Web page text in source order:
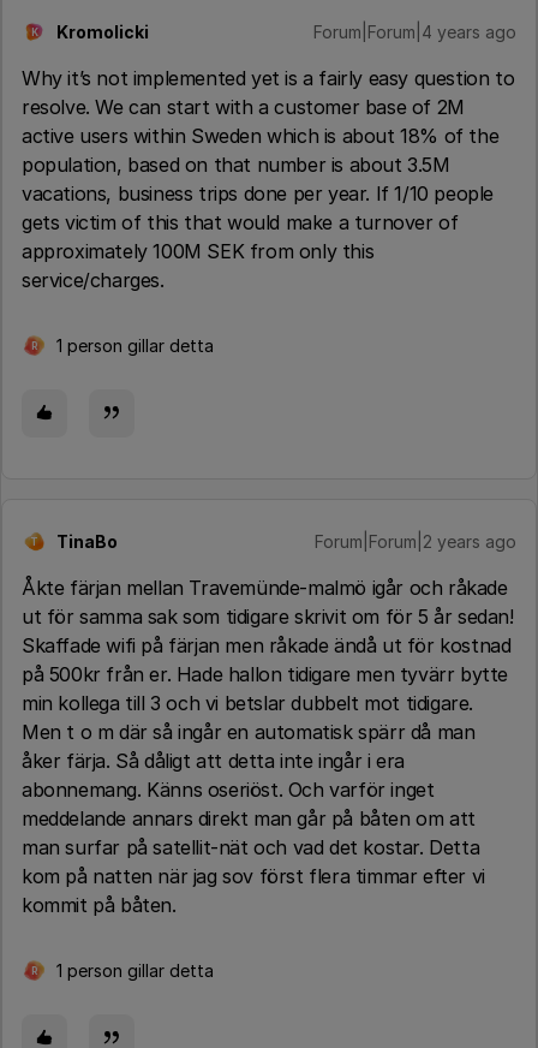
K Kromolicki Forum|Forum|4 years ago
Why it’s not implemented yet is a fairly easy question to
resolve. We can start with a customer base of 2M
active users within Sweden which is about 18% of the
population, based on that number is about 3.5M
vacations, business trips done per year. If 1/10 people
gets victim of this that would make a turnover of
approximately 100M SEK from only this
service/charges.
R 1 person gillar detta
T TinaBo Forum|Forum|2 years ago
Åkte färjan mellan Travemünde-malmö igår och råkade
ut för samma sak som tidigare skrivit om för 5 år sedan!
Skaffade wifi på färjan men råkade ändå ut för kostnad
på 500kr från er. Hade hallon tidigare men tyvärr bytte
min kollega till 3 och vi betslar dubbelt mot tidigare.
Men t o m där så ingår en automatisk spärr då man
åker färja. Så dåligt att detta inte ingår i era
abonnemang. Känns oseriöst. Och varför inget
meddelande annars direkt man går på båten om att
man surfar på satellit-nät och vad det kostar. Detta
kom på natten när jag sov först flera timmar efter vi
kommit på båten.
R 1 person gillar detta